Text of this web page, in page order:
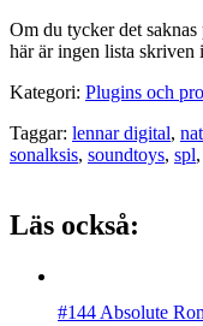
Om du tycker det
här är ingen lista skriven
Kategori: Plugins och
Taggar: lennar digital,
sonalksis, soundtoys, spl,
Läs också:
#144 Absolute